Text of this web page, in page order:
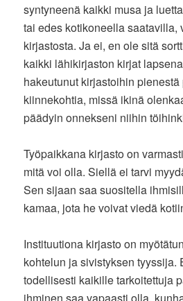
syntyneenä kaikki musa ja
tai edes kotikoneella saatavilla,
kirjastosta. Ja ei, en ole sitä
kaikki lähikirjaston kirjat
hakeutunut kirjastoihin
kiinnekohtia, missä ikinä
päädyin onnekseni niihin
Työpaikkana kirjasto on
mitä voi olla. Siellä ei tarvi
Sen sijaan saa suositella
kamaa, jota he voivat viedä
Instituutiona kirjasto on
kohtelun ja sivistyksen tyyssija.
todellisesti kaikille tarkoitettuja
ihminen saa vapaasti olla,